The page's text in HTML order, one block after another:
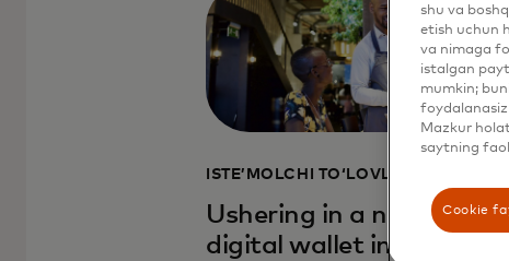
ISTEʼMOLCHI TOʻLOVLARI
Ushering in a new era of
digital wallet innovation
shu va
etish uchun
va nimaga
istalgan
mumkin;
foydalanasiz
Mazkur
saytning
Cookie